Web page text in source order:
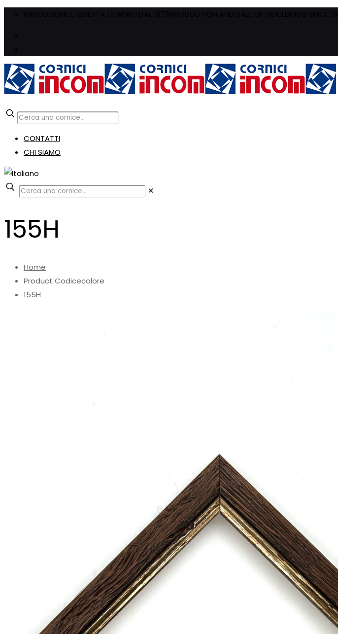
CONTATTI
CHI SIAMO
✕
155H
Home
Product Codicecolore
155H